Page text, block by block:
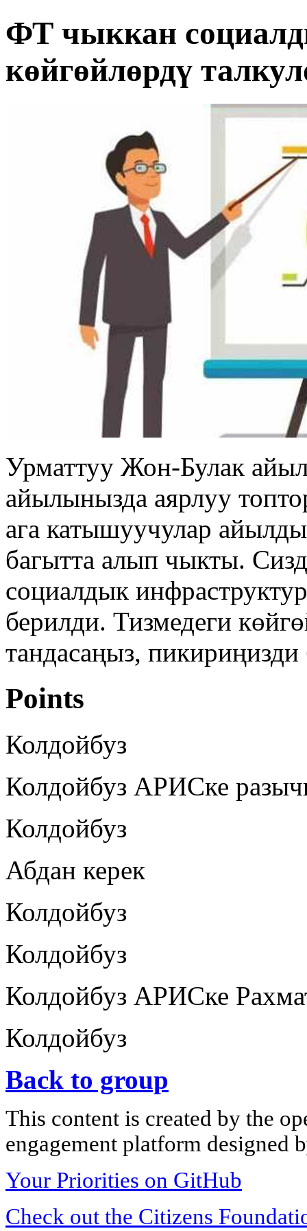
ФТ чыккан
көйгөйлөрдү
Урматтуу Жон-Булак
айылынызда аярлуу
ага катышуучулар
багытта алып чыкты.
социалдык
берилди. Тизмедеги
тандасаңыз,
Points
Колдойбуз
Колдойбуз АРИСке
Колдойбуз
Абдан керек
Колдойбуз
Колдойбуз
Колдойбуз АРИСке
Колдойбуз
Back to group
This content is created by the
engagement platform designed
Your Priorities on GitHub
Check out the Citizens